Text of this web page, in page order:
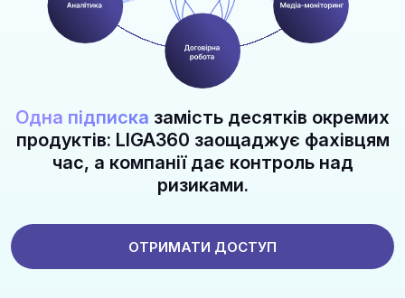
Одна підписка замість десятків окремих
продуктів: LIGA360 заощаджує фахівцям
час, а компанії дає контроль над
ризиками.
ОТРИМАТИ ДОСТУП